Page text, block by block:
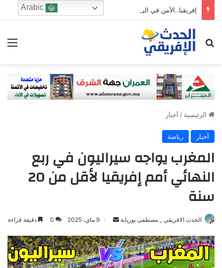
إفريقيا..الأمن في الواجهة والثروة تبحث عن طريقها إلى التصنيع
ابحث عن
الرئيسية / أخبار
أخبار رياضة
المغرب يواجه سيراليون في ربع
النهائي أمم إفريقيا لأقل من 20
سنة
الحدث الافريقي _ مصطفى بوريابة
n
d
9 ماي، 2025 0 دقيقة قراءة
Arabic